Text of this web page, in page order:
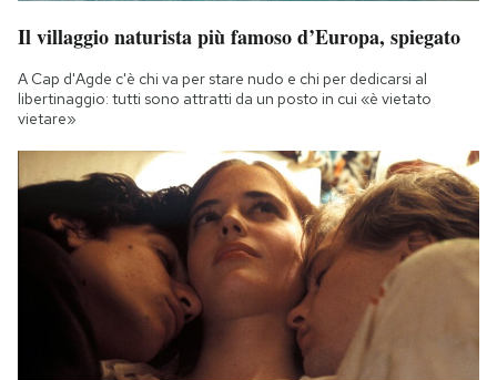
Il villaggio naturista più famoso d’Europa, spiegato
A Cap d'Agde c'è chi va per stare nudo e chi per dedicarsi al
libertinaggio: tutti sono attratti da un posto in cui «è vietato
vietare»